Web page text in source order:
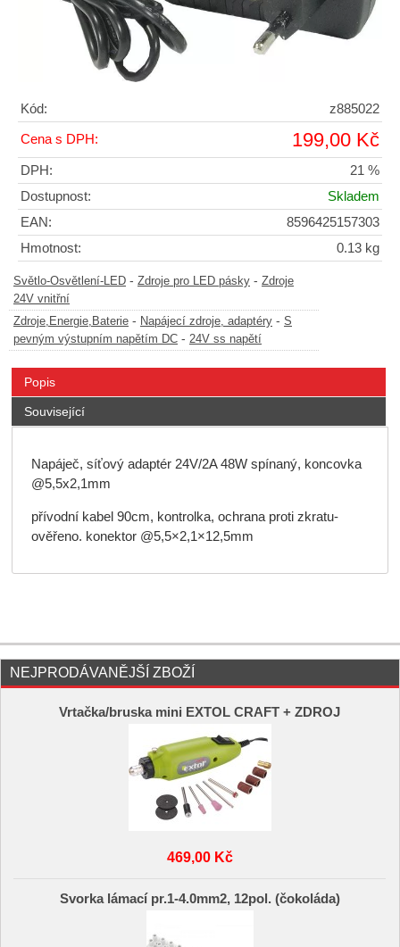
Kód: z885022
Cena s DPH: 199,00 Kč
DPH:
21 %
Dostupnost:
Skladem
EAN:
8596425157303
Hmotnost:
0.13 kg
Světlo-Osvětlení-LED - Zdroje pro LED pásky - Zdroje
24V vnitřní
Zdroje,Energie,Baterie - Napájecí zdroje, adaptéry - S
pevným výstupním napětím DC - 24V ss napětí
Popis
Související
Napáječ, síťový adaptér 24V/2A 48W spínaný, koncovka
@5,5x2,1mm
přívodní kabel 90cm, kontrolka, ochrana proti zkratu-
ověřeno. konektor @5,5×2,1×12,5mm
NEJPRODÁVANĚJŠÍ ZBOŽÍ
Vrtačka/bruska mini EXTOL CRAFT + ZDROJ
469,00 Kč
Svorka lámací pr.1-4.0mm2, 12pol. (čokoláda)